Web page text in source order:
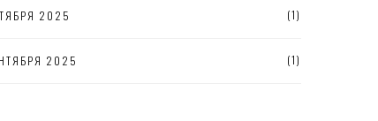
2025 (1)
2025 (1)